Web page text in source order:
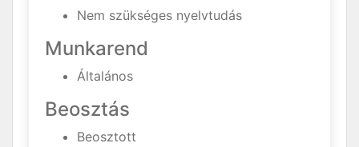
Nem szükséges nyelvtudás
Munkarend
Általános
Beosztás
Beosztott